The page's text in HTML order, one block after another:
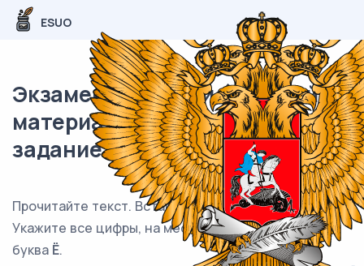
ESUO
Экзаменационный (типовой)
материал ОГЭ / Русский / 07
задание (24) / 38
Прочитайте текст. Вставьте пропущенные буквы.
Укажите все цифры, на месте которых пишется
буква Ё.